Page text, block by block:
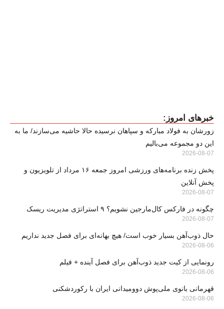
خبرهای امروز:
زورشان به فولاد مبارکه و سپاهان نرسیده حالا حاشیه می‌سازند/ ما به
این دو مجموعه می‌بالیم
2026-08-07
پخش زنده برنامه‌های ورزشی امروز جمعه ۱۶ مرداد از تلویزیون و
پخش آنلاین
2026-08-07
چگونه در فارکس کال‌مارجین نشویم؟ ۹ استراتژی مدیریت ریسک
2026-08-07
حال ذوب‌آهن بسیار خوب است/ هیچ بهانه‌ای برای فصل جدید نداریم
2026-08-06
رونمایی از کیت جدید ذوب‌آهن برای فصل آینده + فیلم
2026-08-06
قهرمانی بانوی ملی‌پوش دوومیدانی ایران با رکوردشکنی
2026-08-06